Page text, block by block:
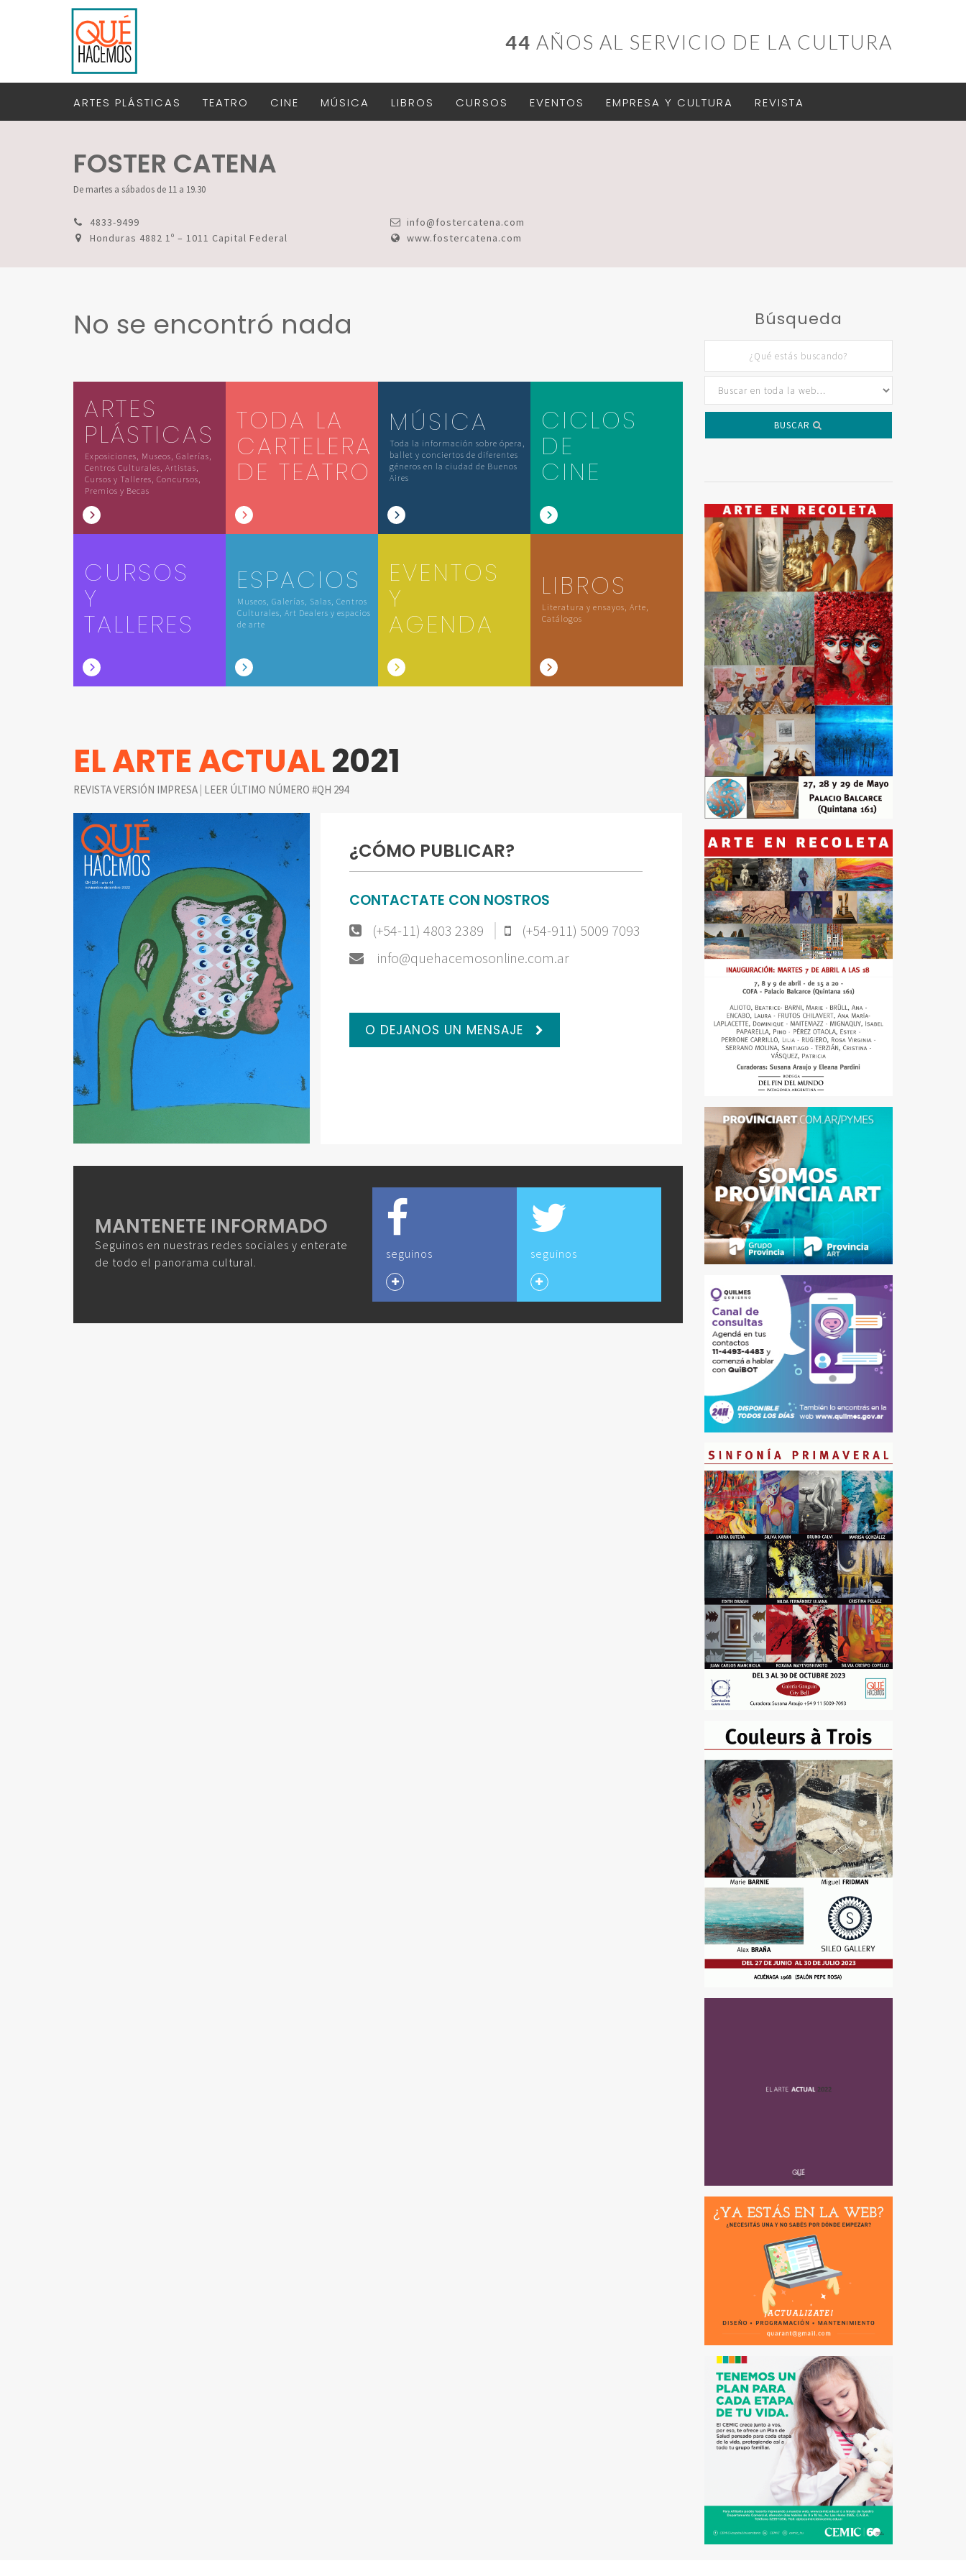
44 AÑOS AL SERVICIO DE LA CULTURA
ARTES PLÁSTICAS TEATRO CINE MÚSICA LIBROS CURSOS EVENTOS EMPRESA Y CULTURA REVISTA
FOSTER CATENA
De martes a sábados de 11 a 19.30
4833-9499
info@fostercatena.com
Honduras 4882 1º – 1011 Capital Federal
www.fostercatena.com
No se encontró nada
ARTES
PLÁSTICAS
Exposiciones, Museos, Galerías,
Centros Culturales, Artistas,
Cursos y Talleres, Concursos,
Premios y Becas
TODA LA
CARTELERA
DE TEATRO
MÚSICA
Toda la información sobre ópera,
ballet y conciertos de diferentes
géneros en la ciudad de Buenos
Aires
CICLOS
DE
CINE
CURSOS
Y
TALLERES
ESPACIOS
Museos, Galerías, Salas, Centros
Culturales, Art Dealers y espacios
de arte
EVENTOS
Y
AGENDA
LIBROS
Literatura y ensayos, Arte,
Catálogos
EL ARTE ACTUAL2021
REVISTA VERSIÓN IMPRESA | LEER ÚLTIMO NÚMERO #QH 294
¿CÓMO PUBLICAR?
CONTACTATE CON NOSTROS
(+54-11) 4803 2389
(+54-911) 5009 7093
info@quehacemosonline.com.ar
O DEJANOS UN MENSAJE
MANTENETE INFORMADO
Seguinos en nuestras redes sociales y enterate
de todo el panorama cultural.
seguinos seguinos
Búsqueda
BUSCAR